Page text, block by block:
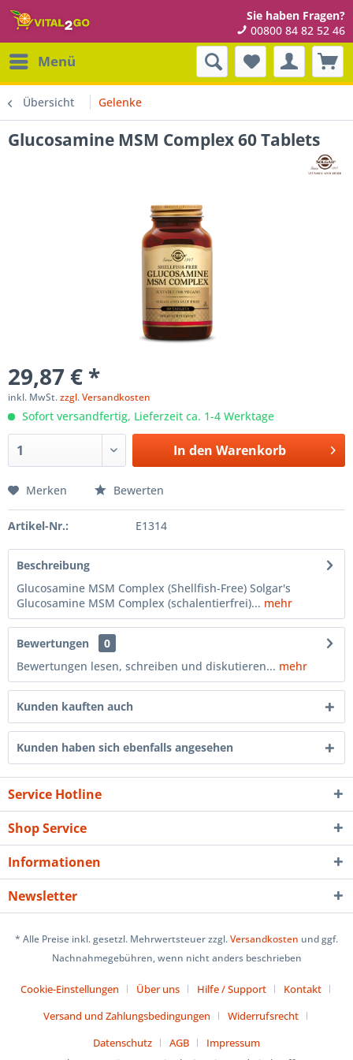
Sie haben Fragen?
00800 84 82 52 46
Menü
Übersicht Gelenke
Glucosamine MSM Complex 60 Tablets
29,87 € *
inkl. MwSt.zzgl. Versandkosten
Sofort versandfertig, Lieferzeit ca. 1-4 Werktage
In den Warenkorb
Merken Bewerten
Artikel-Nr.: E1314
Beschreibung
Glucosamine MSM Complex (Shellfish-Free) Solgar's
Glucosamine MSM Complex (schalentierfrei)... mehr
Bewertungen
0
Bewertungen lesen, schreiben und diskutieren... mehr
Kunden kauften auch
Kunden haben sich ebenfalls angesehen
Service Hotline
Shop Service
Informationen
Newsletter
* Alle Preise inkl. gesetzl. Mehrwertsteuer zzgl.Versandkosten und ggf.
Nachnahmegebühren, wenn nicht anders beschrieben
Cookie-Einstellungen Über uns Hilfe / Support
Kontakt
Versand und Zahlungsbedingungen
Widerrufsrecht
Datenschutz
AGB
Impressum